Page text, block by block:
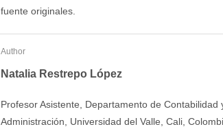
fuente originales.
Author
Natalia Restrepo López
Profesor Asistente, Departamento de
Administración, Universidad del Valle, Cali,